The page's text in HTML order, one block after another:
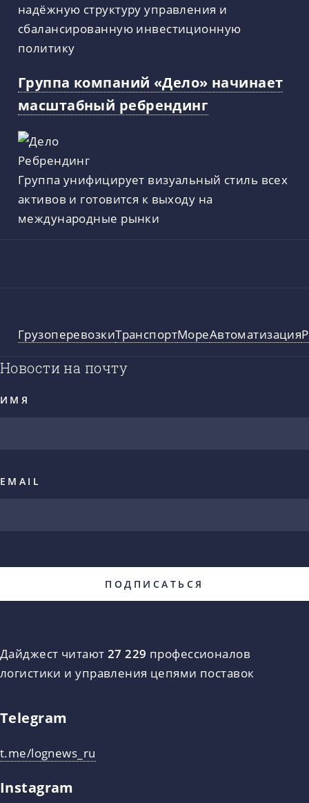
надёжную структуру управления и
сбалансированную инвестиционную
политику
Группа компаний «Дело» начинает
масштабный ребрендинг
Группа унифицирует визуальный стиль всех
активов и готовится к выходу на
международные рынки
ГрузоперевозкиТранспортМореАвтоматизация
Новости на почту
ИМЯ
EMAIL
Дайджест читают 27 229 профессионалов
логистики и управления цепями поставок
Telegram
t.me/lognews_ru
Instagram